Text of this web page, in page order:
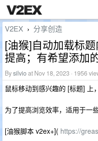
V2EX › 分享创造
[油猴]自动加载标
提高；有希望添加
Bysilvioat Nov 18, 2023 · 1956
鼠标移动到感兴趣的 [标题] 上
为了提高浏览效率，适用于一
[油猴脚本 v2ex+]( https://